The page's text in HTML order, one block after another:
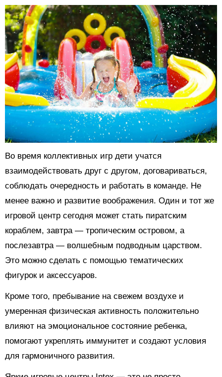
Во время коллективных игр дети учатся
взаимодействовать друг с другом, договариваться,
соблюдать очередность и работать в команде. Не
менее важно и развитие воображения. Один и тот же
игровой центр сегодня может стать пиратским
кораблем, завтра — тропическим островом, а
послезавтра — волшебным подводным царством.
Это можно сделать с помощью тематических
фигурок и аксессуаров.
Кроме того, пребывание на свежем воздухе и
умеренная физическая активность положительно
влияют на эмоциональное состояние ребенка,
помогают укреплять иммунитет и создают условия
для гармоничного развития.